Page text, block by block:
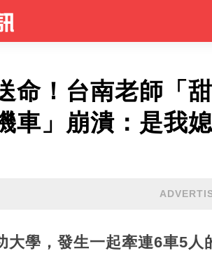
命！台南老師「
車」崩潰：是我
大學，發生一起牽連6車5人